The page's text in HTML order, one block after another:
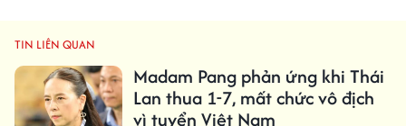
TIN LIÊN QUAN
Madam Pang phản ứng khi Thái
Lan thua 1-7, mất chức vô địch
vì tuyển Việt Nam